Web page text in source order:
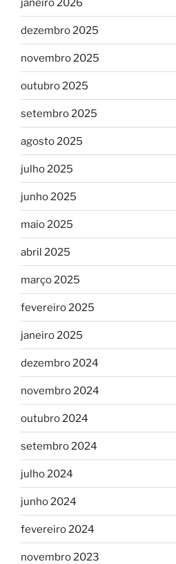
janeiro 2026
dezembro 2025
novembro 2025
outubro 2025
setembro 2025
agosto 2025
julho 2025
junho 2025
maio 2025
abril 2025
março 2025
fevereiro 2025
janeiro 2025
dezembro 2024
novembro 2024
outubro 2024
setembro 2024
julho 2024
junho 2024
fevereiro 2024
novembro 2023